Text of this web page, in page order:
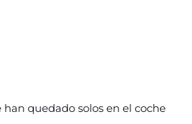
quedado solos en el coche